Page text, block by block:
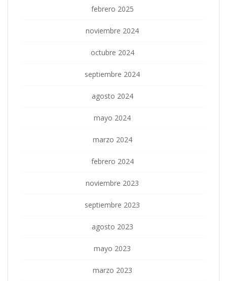
febrero 2025
noviembre 2024
octubre 2024
septiembre 2024
agosto 2024
mayo 2024
marzo 2024
febrero 2024
noviembre 2023
septiembre 2023
agosto 2023
mayo 2023
marzo 2023